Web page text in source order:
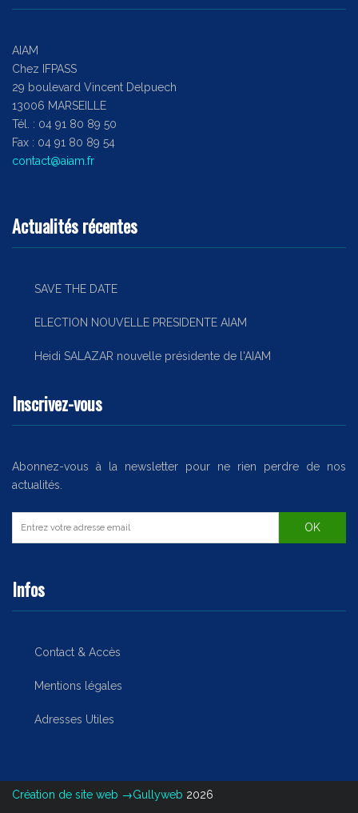
AIAM
Chez IFPASS
29 boulevard Vincent Delpuech
13006 MARSEILLE
Tél. : 04 91 80 89 50
Fax : 04 91 80 89 54
contact@aiam.fr
Actualités récentes
SAVE THE DATE
ELECTION NOUVELLE PRESIDENTE AIAM
Heidi SALAZAR nouvelle présidente de l'AIAM
Inscrivez-vous
Abonnez-vous à la newsletter pour ne rien perdre de nos
actualités.
Infos
Contact & Accès
Mentions légales
Adresses Utiles
Création de site web →Gullyweb 2026